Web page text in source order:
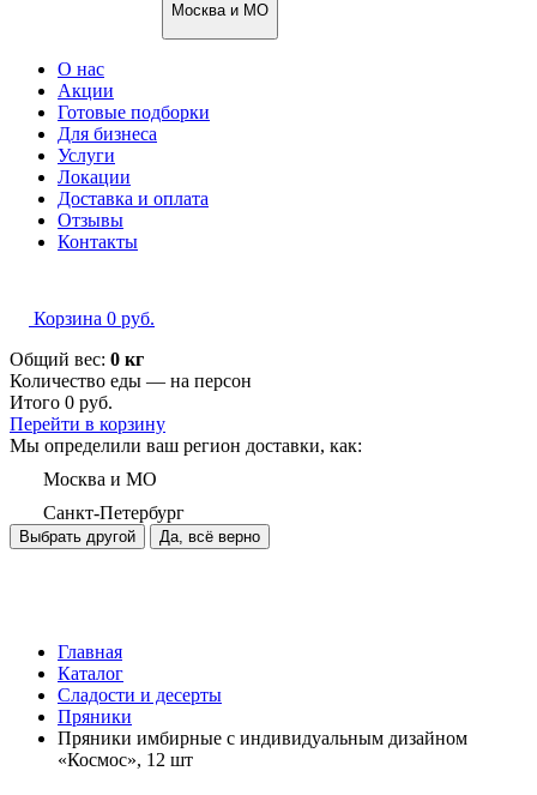
Москва и МО
О нас
Акции
Готовые подборки
Для бизнеса
Услуги
Локации
Доставка и оплата
Отзывы
Контакты
Корзина 0 руб.
Общий вес: 0 кг
Количество еды — на персон
Итого 0 руб.
Перейти в корзину
Мы определили ваш регион доставки, как:
Москва и МО
Санкт-Петербург
Выбрать другой Да, всё верно
Главная
Каталог
Сладости и десерты
Пряники
Пряники имбирные с индивидуальным дизайном
«Космос», 12 шт